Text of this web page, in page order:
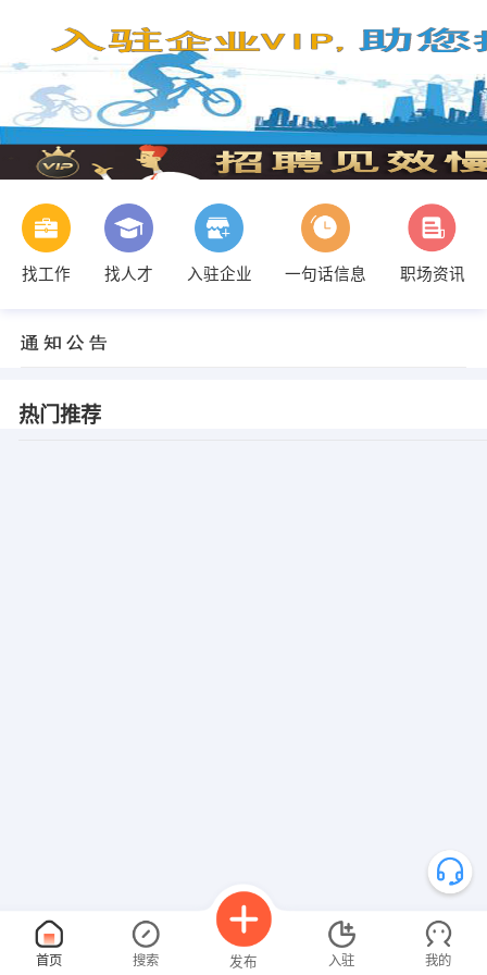
找工作 找人才 入驻企业 一句话信息 职场资讯
热门推荐
首页 搜索 发布 入驻 我的